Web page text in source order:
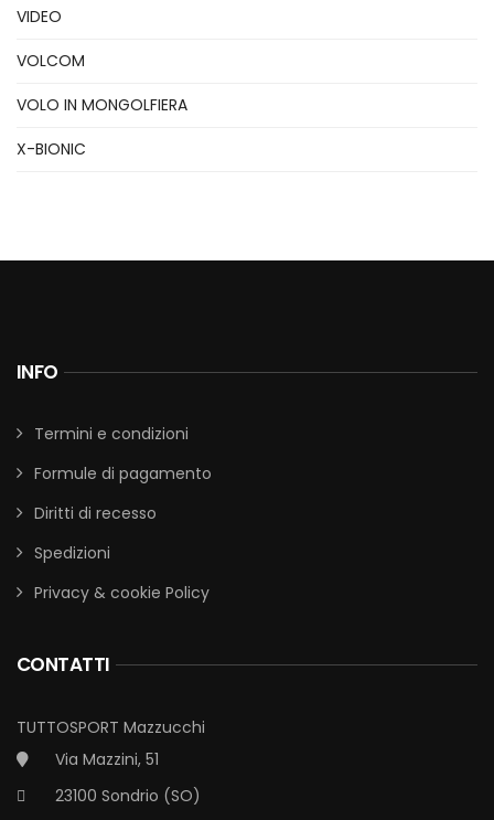
VIDEO
VOLCOM
VOLO IN MONGOLFIERA
X-BIONIC
INFO
Termini e condizioni
Formule di pagamento
Diritti di recesso
Spedizioni
Privacy & cookie Policy
CONTATTI
TUTTOSPORT Mazzucchi
Via Mazzini, 51
23100 Sondrio (SO)